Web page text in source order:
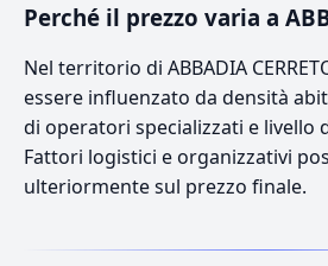
Perché il prezzo varia a
Nel territorio di ABBADIA
essere influenzato da densità
di operatori specializzati e livello
Fattori logistici e organizzativi
ulteriormente sul prezzo finale.